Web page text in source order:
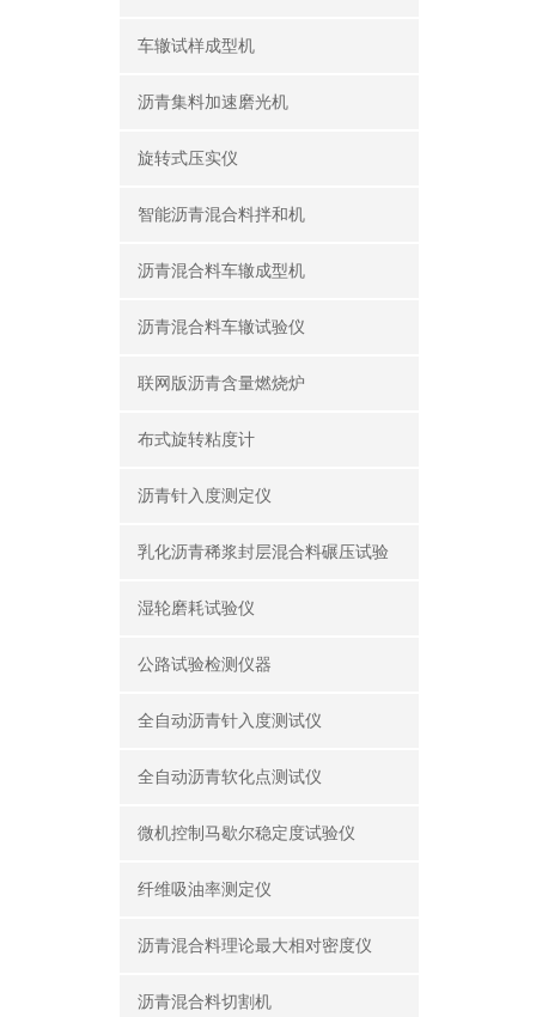
车辙试样成型机
沥青集料加速磨光机
旋转式压实仪
智能沥青混合料拌和机
沥青混合料车辙成型机
沥青混合料车辙试验仪
联网版沥青含量燃烧炉
布式旋转粘度计
沥青针入度测定仪
乳化沥青稀浆封层混合料碾压试验
湿轮磨耗试验仪
公路试验检测仪器
全自动沥青针入度测试仪
全自动沥青软化点测试仪
微机控制马歇尔稳定度试验仪
纤维吸油率测定仪
沥青混合料理论最大相对密度仪
沥青混合料切割机